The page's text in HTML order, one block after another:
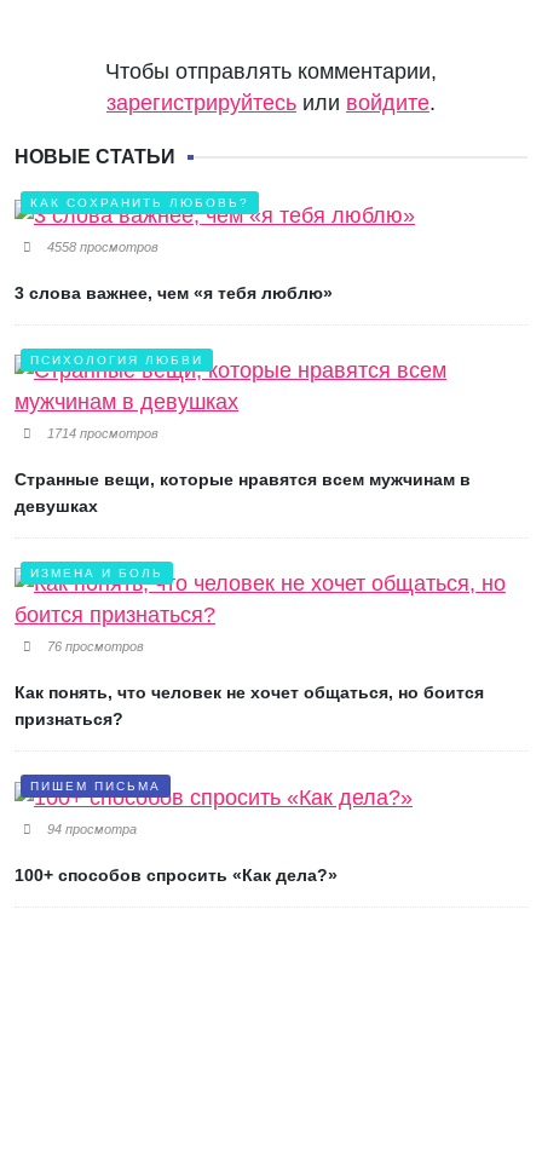
Чтобы отправлять комментарии,
зарегистрируйтесь или войдите.
НОВЫЕ СТАТЬИ
КАК СОХРАНИТЬ ЛЮБОВЬ?
4558 просмотров
3 слова важнее, чем «я тебя люблю»
ПСИХОЛОГИЯ ЛЮБВИ
1714 просмотров
Странные вещи, которые нравятся всем мужчинам в
девушках
ИЗМЕНА И БОЛЬ
76 просмотров
Как понять, что человек не хочет общаться, но боится
признаться?
ПИШЕМ ПИСЬМА
94 просмотра
100+ способов спросить «Как дела?»